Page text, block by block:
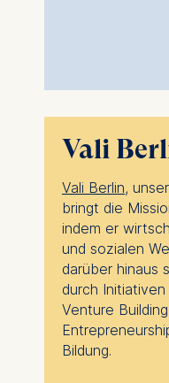
Vali
Vali Berlin,
bringt die
indem er
und sozialen
darüber hinaus
durch
Venture
Bildung.